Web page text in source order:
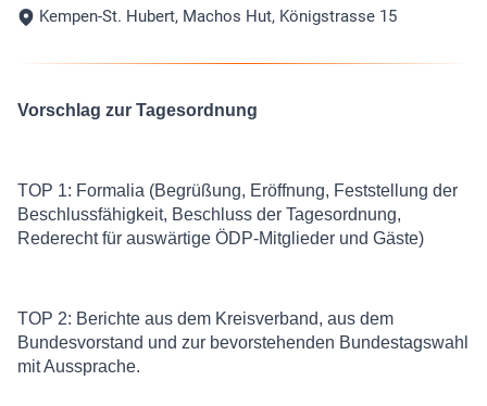
Kempen-St. Hubert, Machos Hut, Königstrasse 15
Vorschlag zur Tagesordnung
TOP 1: Formalia (Begrüßung, Eröffnung, Feststellung der
Beschlussfähigkeit, Beschluss der Tagesordnung,
Rederecht für auswärtige ÖDP-Mitglieder und Gäste)
TOP 2: Berichte aus dem Kreisverband, aus dem
Bundesvorstand und zur bevorstehenden Bundestagswahl
mit Aussprache.